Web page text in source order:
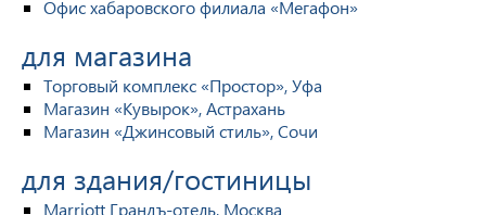
Офис хабаровского филиала «Мегафон»
для магазина
Торговый комплекс «Простор», Уфа
Магазин «Кувырок», Астрахань
Магазин «Джинсовый стиль», Сочи
для здания/гостиницы
Marriott Грандъ-отель, Москва